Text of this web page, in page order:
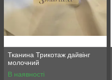
Тканина Трикотаж дайвінг
молочний
В наявності